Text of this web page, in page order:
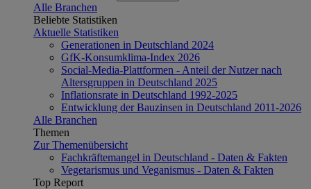
Alle Branchen
Beliebte Statistiken
Aktuelle Statistiken
Generationen in Deutschland 2024
GfK-Konsumklima-Index 2026
Social-Media-Plattformen - Anteil der Nutzer nach
Altersgruppen in Deutschland 2025
Inflationsrate in Deutschland 1992-2025
Entwicklung der Bauzinsen in Deutschland 2011-2026
Alle Branchen
Themen
Zur Themenübersicht
Fachkräftemangel in Deutschland - Daten & Fakten
Vegetarismus und Veganismus - Daten & Fakten
Top Report